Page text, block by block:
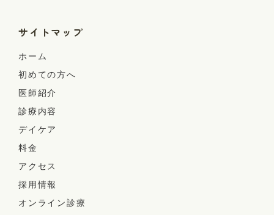
サイトマップ
ホーム
初めての方へ
医師紹介
診療内容
デイケア
料金
アクセス
採用情報
オンライン診療